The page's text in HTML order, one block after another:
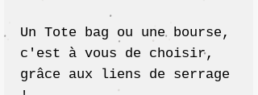
Un Tote bag ou une bourse,
c'est à vous de choisir,
grâce aux liens de serrage